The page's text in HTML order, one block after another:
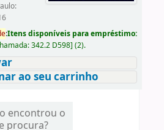
:Itens disponíveis para empréstimo:
342.2 D598] (2).
ao seu carrinho
encontrou o
procura?